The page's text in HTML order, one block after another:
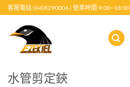
至
客服電話:(04)8290006 | 營業時間:9:00~18:00
水管剪定鋏